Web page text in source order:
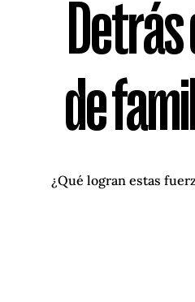
de
¿Qué logran estas